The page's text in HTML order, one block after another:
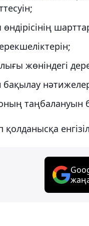
жөніндегі
бақылау